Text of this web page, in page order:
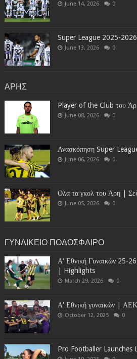
June 14, 2026 0
Super League 2025-
June 13, 2026 0
ΑΡΗΣ
Player of the Club του
June 08, 2026 0
Ανασκόπηση Super
June 06, 2026 0
Όλα τα γκολ του Άρη |
June 05, 2026 0
ΓΥΝΑΙΚΕΙΟ ΠΟΔΟΣΦΑΙΡΟ
Α' Εθνική Γυναικών 25-
| Highlights
March 29, 2026 0
Α' Εθνική γυναικών |
October 12, 2025 0
Pro Footballer Launches